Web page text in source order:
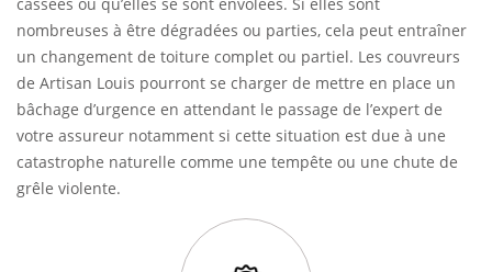
nombreuses à être dégradées ou parties, cela peut entraîner
un changement de toiture complet ou partiel. Les couvreurs
de Artisan Louis pourront se charger de mettre en place un
bâchage d’urgence en attendant le passage de l’expert de
votre assureur notamment si cette situation est due à une
catastrophe naturelle comme une tempête ou une chute de
grêle violente.